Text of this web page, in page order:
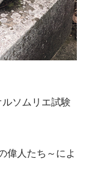
ソムリエ試験
偉人たち～によ